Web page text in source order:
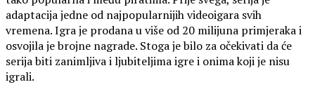
adaptacija jedne od najpopularnijih videoigara svih
vremena. Igra je prodana u više od 20 milijuna primjeraka i
osvojila je brojne nagrade. Stoga je bilo za očekivati da će
serija biti zanimljiva i ljubiteljima igre i onima koji je nisu
igrali.